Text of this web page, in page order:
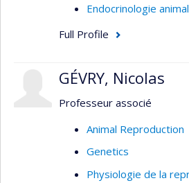
Endocrinologie
Full Profile
GÉVRY, Nicolas
Professeur associé
Animal Reproduction
Genetics
Physiologie de la